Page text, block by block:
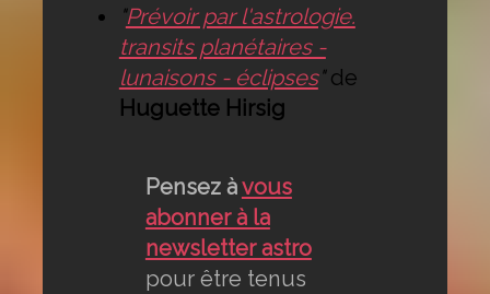
"Prévoir par l'astrologie.
transits planétaires -
lunaisons - éclipses"de
Huguette Hirsig
Pensez àvous
abonner à la
newsletter astro
pour être tenus